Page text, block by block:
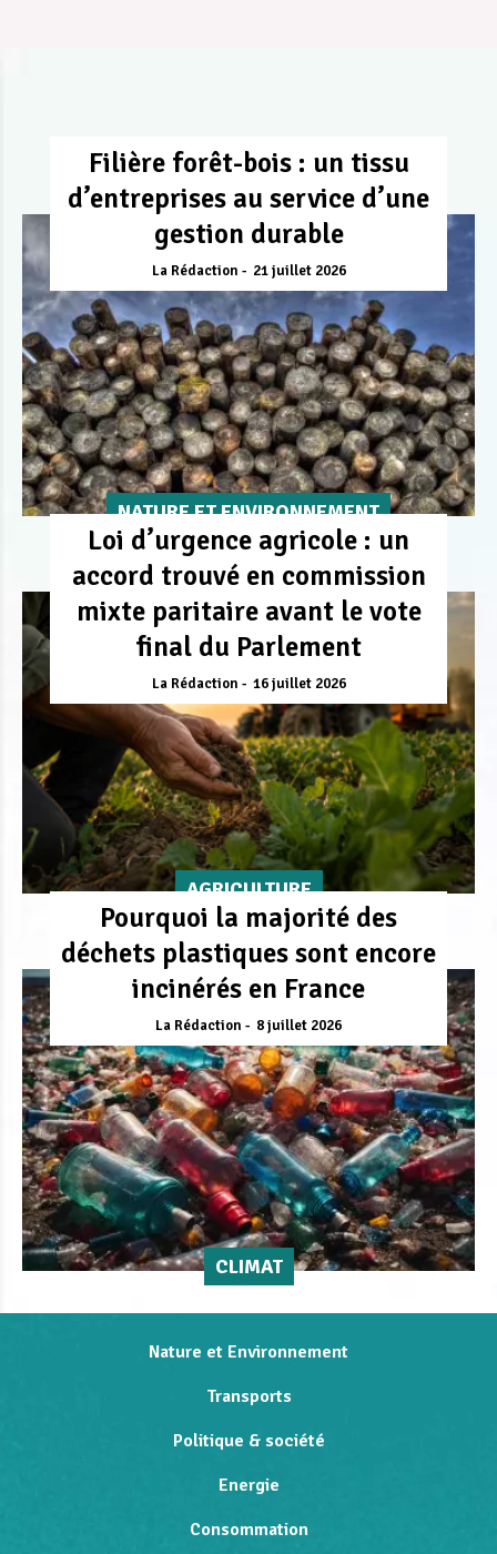
Filière forêt-bois : un tissu
d’entreprises au service d’une
gestion durable
La Rédaction 21 juillet 2026
NATURE ET ENVIRONNEMENT
Loi d’urgence agricole : un
accord trouvé en commission
mixte paritaire avant le vote
final du Parlement
La Rédaction 16 juillet 2026
AGRICULTURE
Pourquoi la majorité des
déchets plastiques sont encore
incinérés en France
La Rédaction 8 juillet 2026
CLIMAT
Nature et Environnement
Transports
Politique & société
Energie
Consommation